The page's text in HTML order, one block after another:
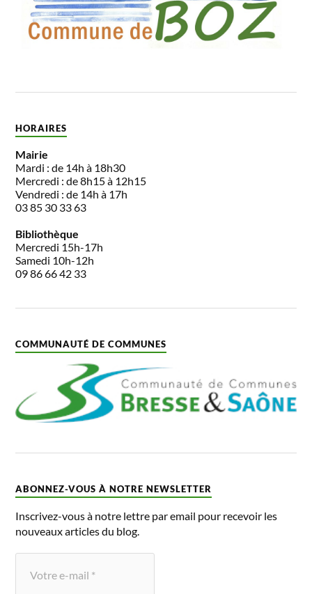
HORAIRES
Mairie
Mardi : de 14h à 18h30
Mercredi : de 8h15 à 12h15
Vendredi : de 14h à 17h
03 85 30 33 63
Bibliothèque
Mercredi 15h-17h
Samedi 10h-12h
09 86 66 42 33
COMMUNAUTÉ DE COMMUNES
ABONNEZ-VOUS À NOTRE NEWSLETTER
Inscrivez-vous à notre lettre par email pour recevoir les
nouveaux articles du blog.